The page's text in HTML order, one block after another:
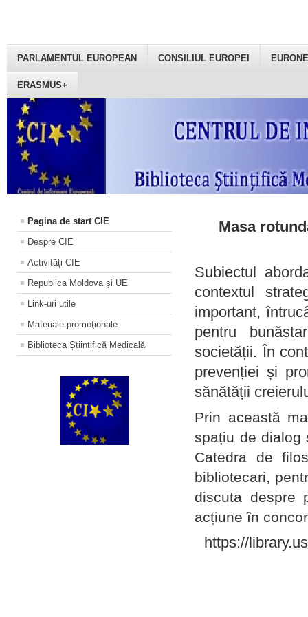
PARLAMENTUL EUROPEAN CONSILIUL EUROPEI
ERASMUS+
Pagina de start CIE
Despre CIE
Activități CIE
Republica Moldova și UE
Link-uri utile
Materiale promoţionale
Biblioteca Științifică Medicală
Masa
Subiectul
contextul
important,
pentru
societății. În
prevenției și
sănătății
Prin această
spațiu de dialog
Catedra de
bibliotecari,
discuta despre
acțiune în
https://